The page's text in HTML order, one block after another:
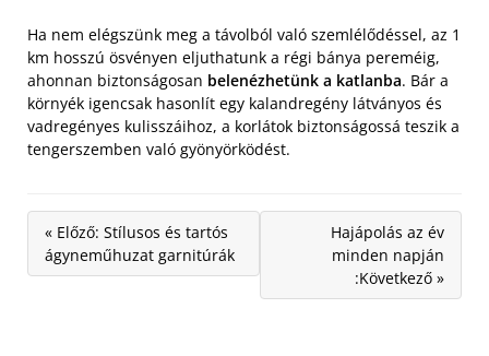
Ha nem elégszünk meg a távolból való szemlélődéssel, az 1
km hosszú ösvényen eljuthatunk a régi bánya pereméig,
ahonnan biztonságosan belenézhetünk a katlanba. Bár a
környék igencsak hasonlít egy kalandregény látványos és
vadregényes kulisszáihoz, a korlátok biztonságossá teszik a
tengerszemben való gyönyörködést.
« Előző: Stílusos és tartós
ágyneműhuzat garnitúrák
Hajápolás az év
minden napján
:Következő »